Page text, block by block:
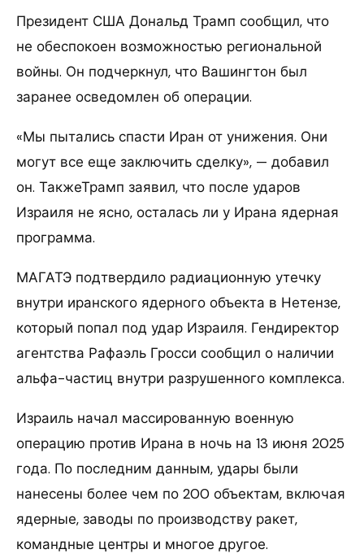
Президент США Дональд Трамп сообщил, что
не обеспокоен возможностью региональной
войны. Он подчеркнул, что Вашингтон был
заранее осведомлен об операции.
«Мы пытались спасти Иран от унижения. Они
могут все еще заключить сделку», — добавил
он. ТакжеТрамп заявил, что после ударов
Израиля не ясно, осталась ли у Ирана ядерная
программа.
МАГАТЭ подтвердило радиационную утечку
внутри иранского ядерного объекта в Нетензе,
который попал под удар Израиля. Гендиректор
агентства Рафаэль Гросси сообщил о наличии
альфа-частиц внутри разрушенного комплекса.
Израиль начал массированную военную
операцию против Ирана в ночь на 13 июня 2025
года. По последним данным, удары были
нанесены более чем по 200 объектам, включая
ядерные, заводы по производству ракет,
командные центры и многое другое.